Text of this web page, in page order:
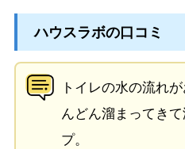
ハウスラボの口コミ
トイレの水の流れ
んどん溜まってき
プ。